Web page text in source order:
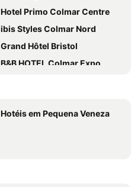
Hotel Primo Colmar Centre
ibis Styles Colmar Nord
Grand Hôtel Bristol
B&B HOTEL Colmar Expo
Greet Hotel Colmar
Hotéis em Pequena Veneza